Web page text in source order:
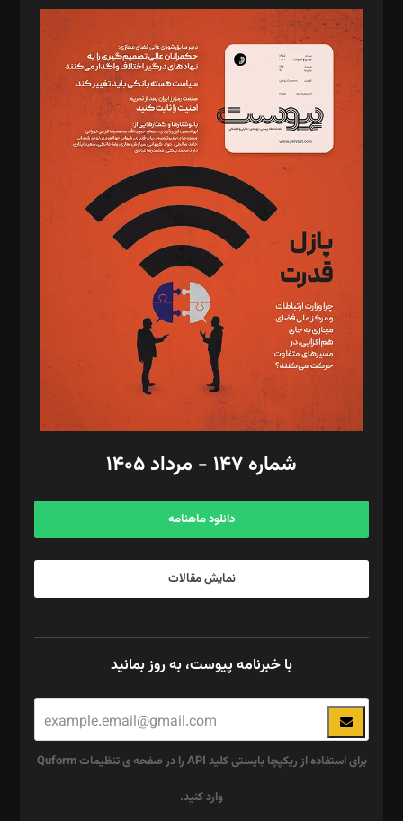
مدیر مسئول: محمدباقر اثنی‌عشری
سردبیر: مهرک محمودی
دبیر تحریریه: میثم قاسمی
د‌بیر ناداستان: سمانه سمیع
د‌بیر خدمت و تجارت: ابوالفضل رجبی
د‌بیر حقوق فناوری: حسام‌الدین ایپکچی
د‌بیر پیوست جهان: مینا پاکدل
د‌بیر تحریریه آنلاین: بابک نقاش
تحریریه‌: مجتبی محمود‌ی، آرش برهمند، یسنا امان‌پور، سروش کرمیان،
مصطفی مسجدی آرانی، ابوالفضل رجبی، زهرا فکرانه، فائزه فتحی
رستمی،مصطفی باستان
ویرایش: نگار استاد‌‌آقا
طراح یونیفرم: مجید توکلی
فیلمبرداری و عکاسی: امیر شفیعی، مانی لطفی زاده
گرافیک و صفحه‌آرایی: سید‌سبحان‌علی ثابت
مد‌یر توسعه تجاری: کامبیز برید‌
امور مالی: شاپور رهبری، محمد‌ کاظمی‌نیا
آگهی و مشترکین: ۰۹۱۹۹۹۹۰۴۵۴
شماره ۱۴۷ - مرداد ۱۴۰۵
دانلود ماهنامه
نمایش مقالات
با خبرنامه پیوست، به روز بمانید
برای استفاده از ریکپچا بایستی کلید API را در صفحه ی تنظیمات Quform
وارد کنید.